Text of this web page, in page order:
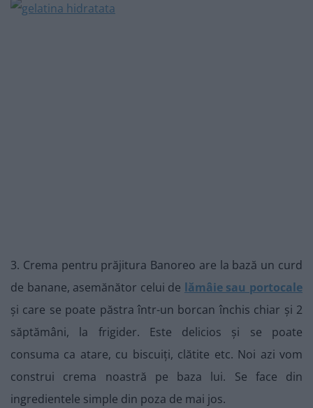
3. Crema pentru prăjitura Banoreo are la bază un curd
de banane, asemănător celui de lămâie sau portocale
și care se poate păstra într-un borcan închis chiar și 2
săptămâni, la frigider. Este delicios și se poate
consuma ca atare, cu biscuiți, clătite etc. Noi azi vom
construi crema noastră pe baza lui. Se face din
ingredientele simple din poza de mai jos.